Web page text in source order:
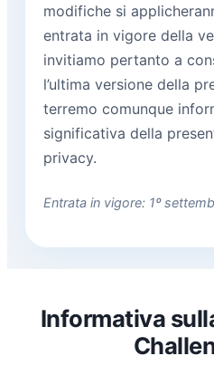
modifiche si
entrata in vigore della
invitiamo pertanto a
l’ultima versione della
terremo comunque
significativa della
privacy.
Entrata in vigore: 1º
Informativa